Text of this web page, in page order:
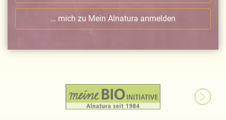
… mich zu Mein Alnatura anmelden